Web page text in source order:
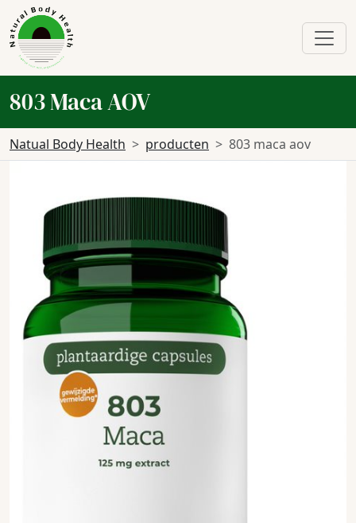
803 Maca AOV
Natual Body Health producten 803 maca aov